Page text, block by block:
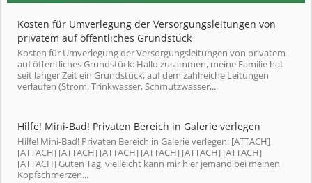
Kosten für Umverlegung der Versorgungsleitungen von
privatem auf öffentliches Grundstück
Kosten für Umverlegung der Versorgungsleitungen von privatem
auf öffentliches Grundstück: Hallo zusammen, meine Familie hat
seit langer Zeit ein Grundstück, auf dem zahlreiche Leitungen
verlaufen (Strom, Trinkwasser, Schmutzwasser,...
Hilfe! Mini-Bad! Privaten Bereich in Galerie verlegen
Hilfe! Mini-Bad! Privaten Bereich in Galerie verlegen: [ATTACH]
[ATTACH] [ATTACH] [ATTACH] [ATTACH] [ATTACH] [ATTACH]
[ATTACH] Guten Tag, vielleicht kann mir hier jemand bei meinen
Kopfschmerzen...